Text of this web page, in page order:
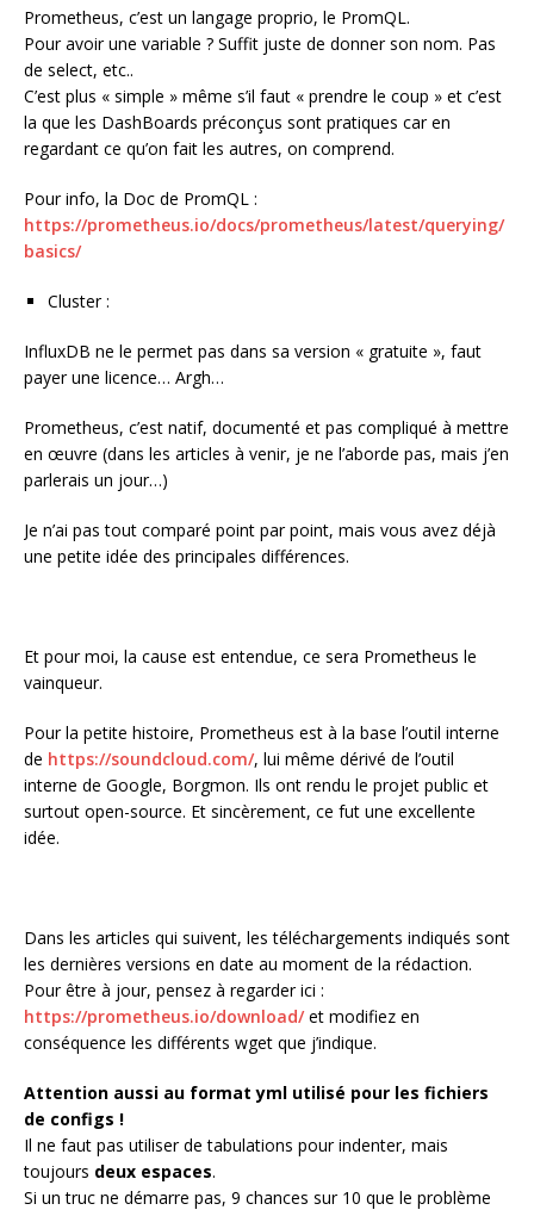
Prometheus, c’est un langage proprio, le PromQL.
Pour avoir une variable ? Suffit juste de donner son nom. Pas
de select, etc..
C’est plus « simple » même s’il faut « prendre le coup » et c’est
la que les DashBoards préconçus sont pratiques car en
regardant ce qu’on fait les autres, on comprend.
Pour info, la Doc de PromQL :
https://prometheus.io/docs/prometheus/latest/querying/
basics/
Cluster :
InfluxDB ne le permet pas dans sa version « gratuite », faut
payer une licence… Argh…
Prometheus, c’est natif, documenté et pas compliqué à mettre
en œuvre (dans les articles à venir, je ne l’aborde pas, mais j’en
parlerais un jour…)
Je n’ai pas tout comparé point par point, mais vous avez déjà
une petite idée des principales différences.
Et pour moi, la cause est entendue, ce sera Prometheus le
vainqueur.
Pour la petite histoire, Prometheus est à la base l’outil interne
de https://soundcloud.com/, lui même dérivé de l’outil
interne de Google, Borgmon. Ils ont rendu le projet public et
surtout open-source. Et sincèrement, ce fut une excellente
idée.
Dans les articles qui suivent, les téléchargements indiqués sont
les dernières versions en date au moment de la rédaction.
Pour être à jour, pensez à regarder ici :
https://prometheus.io/download/et modifiez en
conséquence les différents wget que j’indique.
Attention aussi au format yml utilisé pour les fichiers
de configs !
Il ne faut pas utiliser de tabulations pour indenter, mais
toujours deux espaces.
Si un truc ne démarre pas, 9 chances sur 10 que le problème